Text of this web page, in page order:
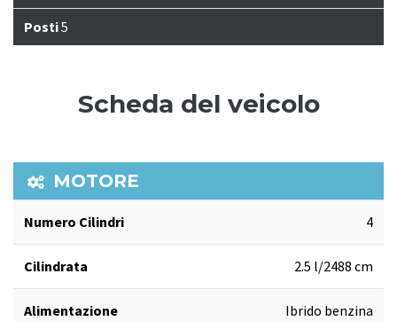
Posti5
Scheda del veicolo
MOTORE
Numero Cilindri 4
Cilindrata 2.5 l/2488 cm
Alimentazione Ibrido benzina